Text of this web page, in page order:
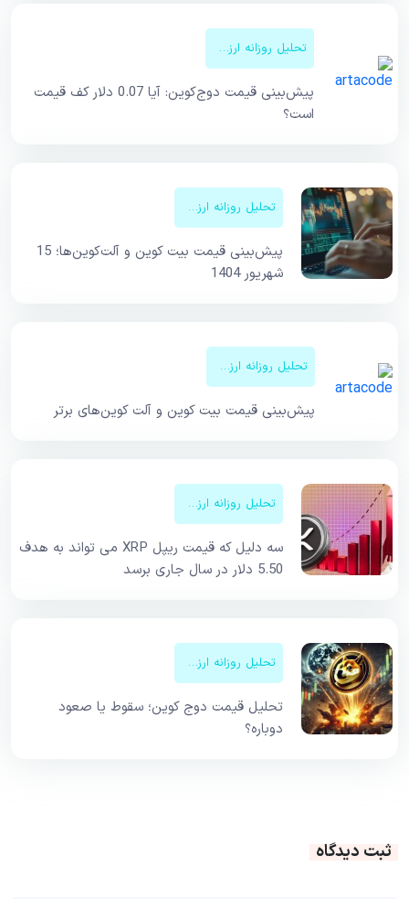
تحلیل روزانه ارزهای دیجیتال
پیش‌بینی قیمت دوج‌کوین: آیا 0.07 دلار کف قیمت
است؟
تحلیل روزانه ارزهای دیجیتال
پیش‌بینی قیمت بیت کوین و آلت‌کوین‌ها؛ 15
شهریور 1404
تحلیل روزانه ارزهای دیجیتال
پیش‌بینی قیمت‌ بیت کوین و آلت کوین‌های برتر
تحلیل روزانه ارزهای دیجیتال
سه دلیل که قیمت ریپل XRP می تواند به هدف
5.50 دلار در سال جاری برسد
تحلیل روزانه ارزهای دیجیتال
تحلیل قیمت دوج کوین؛ سقوط یا صعود
دوباره؟
ثبت دیدگاه